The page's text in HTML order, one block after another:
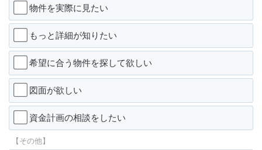
物件を実際に見たい
もっと詳細が知りたい
希望に合う物件を探して欲しい
図面が欲しい
資金計画の相談をしたい
【その他】